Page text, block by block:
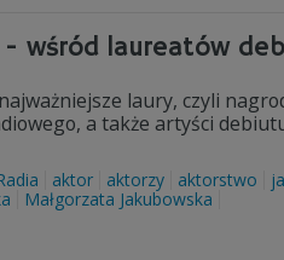
- wśród laureatów
laury, czyli
a także artyści
aktor aktorzy aktorstwo
Małgorzata Jakubowska